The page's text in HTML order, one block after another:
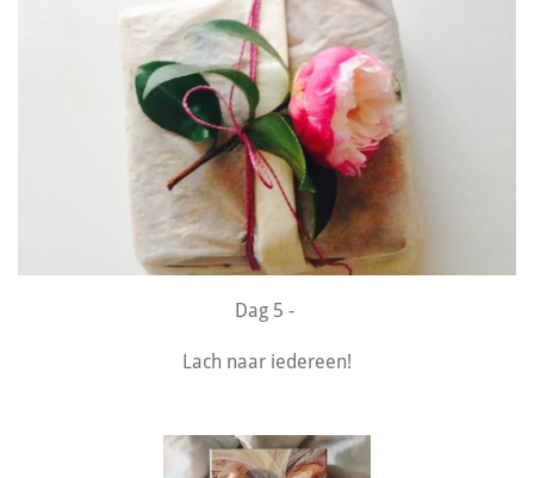
Dag 5 -
Lach naar iedereen!